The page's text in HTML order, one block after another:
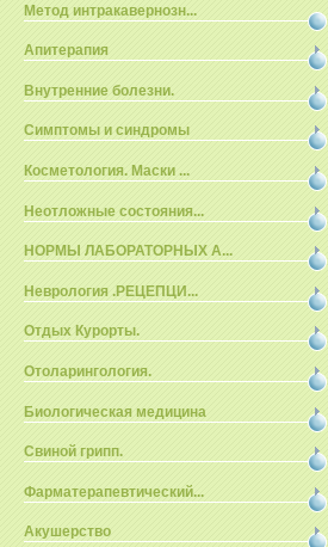
Метод интракавернозн...
Апитерапия
Внутренние болезни.
Симптомы и синдромы
Косметология. Маски ...
Неотложные состояния...
НОРМЫ ЛАБОРАТОРНЫХ А...
Неврология .РЕЦЕПЦИ...
Отдых Курорты.
Отоларингология.
Биологическая медицина
Свиной грипп.
Фарматерапевтический...
Акушерство